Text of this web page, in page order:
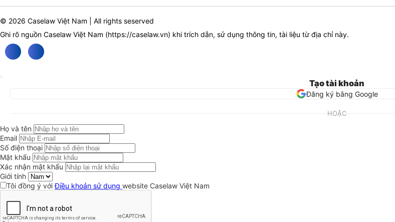
© 2026 Caselaw Việt Nam | All rights seserved
Ghi rõ nguồn Caselaw Việt Nam (https://caselaw.vn) khi trích dẫn, sử dụng thông tin, tài liệu từ địa chỉ này.
Tạo tài khoản
Đăng ký bằng Google
HOẶC
Họ và tên
Email
Số điện thoại
Mật khẩu
Xác nhận mật khẩu
Giới tính
Tôi đồng ý vớiĐiều khoản sử dụng website Caselaw Việt Nam